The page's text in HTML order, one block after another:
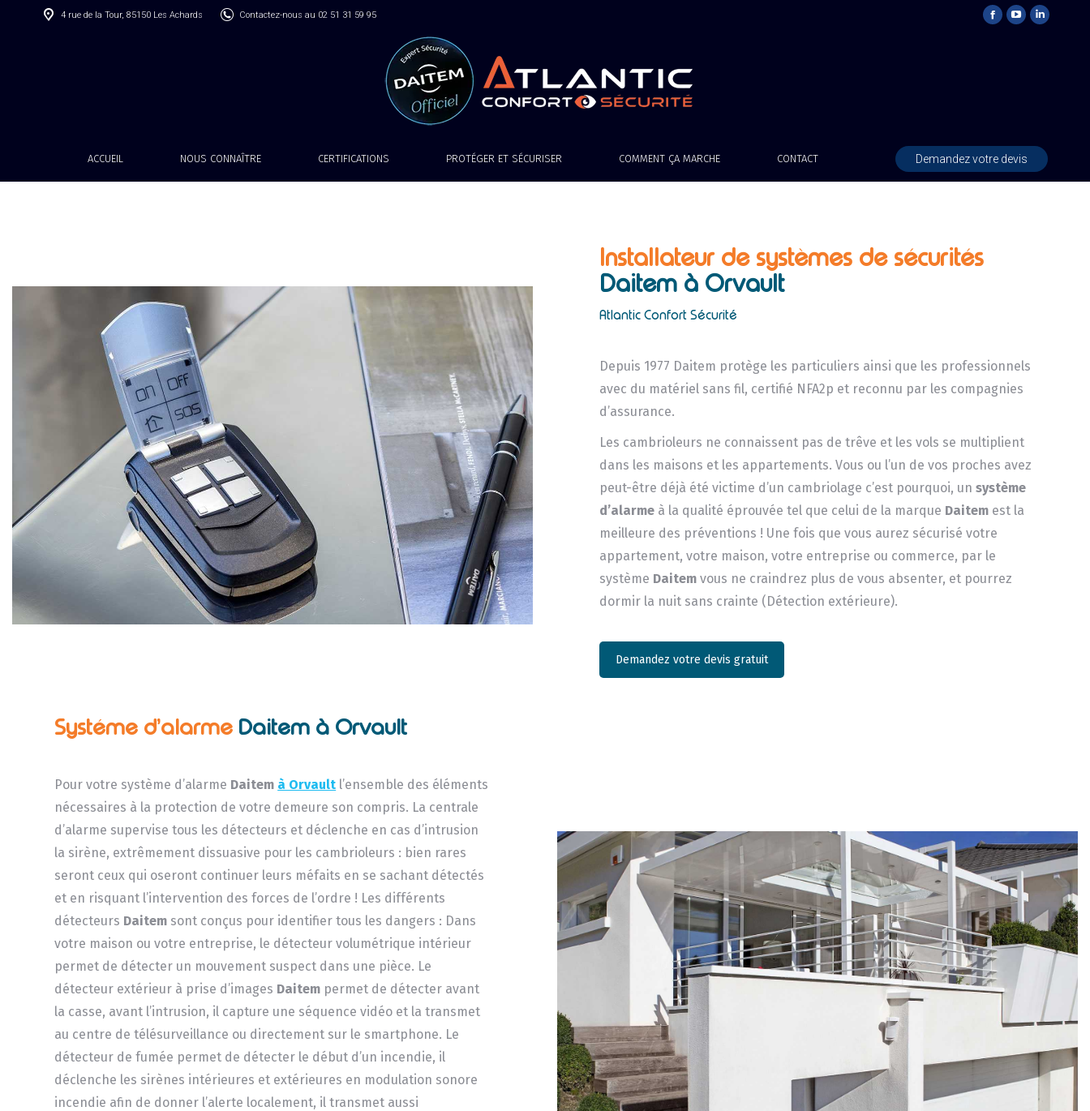
4 rue de la Tour, 85150 Les Achards Contactez-nous au 02 51 31 59 95
ACCUEIL NOUS CONNAÎTRE CERTIFICATIONS PROTÉGER ET SÉCURISER COMMENT ÇA MARCHE CONTACT Demandez votre devis
Installateur de systèmes de sécurités
Daitem à Orvault
Atlantic Confort Sécurité
Depuis 1977 Daitem protège les particuliers ainsi que les professionnels
avec du matériel sans fil, certifié NFA2p et reconnu par les compagnies
d’assurance.
Les cambrioleurs ne connaissent pas de trêve et les vols se multiplient
dans les maisons et les appartements. Vous ou l’un de vos proches avez
peut-être déjà été victime d’un cambriolage c’est pourquoi, unsystème
d’alarme à la qualité éprouvée tel que celui de la marque Daitem est la
meilleure des préventions ! Une fois que vous aurez sécurisé votre
appartement, votre maison, votre entreprise ou commerce, par le
système Daitem vous ne craindrez plus de vous absenter, et pourrez
dormir la nuit sans crainte (Détection extérieure).
Demandez votre devis gratuit
Systéme d’alarme Daitem à Orvault
Pour votre système d’alarme Daitem à Orvault l’ensemble des éléments
nécessaires à la protection de votre demeure son compris. La centrale
d’alarme supervise tous les détecteurs et déclenche en cas d’intrusion
la sirène, extrêmement dissuasive pour les cambrioleurs : bien rares
seront ceux qui oseront continuer leurs méfaits en se sachant détectés
et en risquant l’intervention des forces de l’ordre ! Les différents
détecteurs Daitem sont conçus pour identifier tous les dangers : Dans
votre maison ou votre entreprise, le détecteur volumétrique intérieur
permet de détecter un mouvement suspect dans une pièce. Le
détecteur extérieur à prise d’images Daitem permet de détecter avant
la casse, avant l’intrusion, il capture une séquence vidéo et la transmet
au centre de télésurveillance ou directement sur le smartphone. Le
détecteur de fumée permet de détecter le début d’un incendie, il
déclenche les sirènes intérieures et extérieures en modulation sonore
incendie afin de donner l’alerte localement, il transmet aussi